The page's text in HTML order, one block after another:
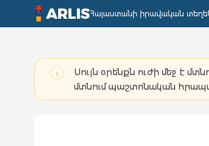
ARLISՀայաստանի իրավական
Սույն օրենքն ուժի մեջ է
մտնում պաշտոնական